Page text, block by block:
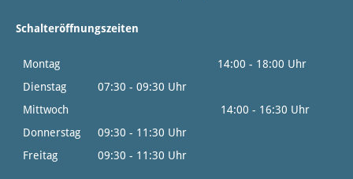
Schalteröffnungszeiten
Montag
14:00 - 18:00 Uhr
Dienstag
07:30 - 09:30 Uhr
Mittwoch
14:00 - 16:30 Uhr
Donnerstag
09:30 - 11:30 Uhr
Freitag
09:30 - 11:30 Uhr